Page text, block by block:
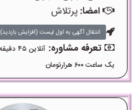
امضا: پرتلاش
انتقال آگهی به اول لیست (افزایش بازدید)
تعرفه مشاوره:
یک ساعت ۶۰۰ هرارتومان